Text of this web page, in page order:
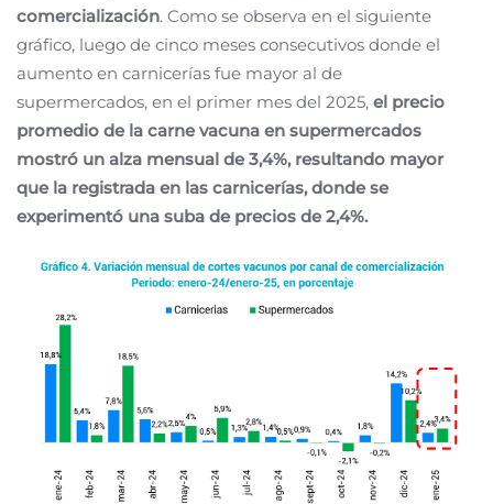
comercialización. Como se observa en el siguiente
gráfico, luego de cinco meses consecutivos donde el
aumento en carnicerías fue mayor al de
supermercados, en el primer mes del 2025, el precio
promedio de la carne vacuna en supermercados
mostró un alza mensual de 3,4%, resultando mayor
que la registrada en las carnicerías, donde se
experimentó una suba de precios de 2,4%.